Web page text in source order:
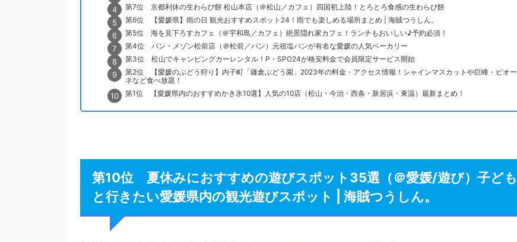
第7位 京都利休の生わらび餅 松山本店（＠松山／カフェ）四国初上陸！とろとろ食感の生わらび餅
第6位 【愛媛県】雨の日 観光おすすめスポット24！雨でも楽しめる場所まとめ | 海賊つうしん。
第5位 海を見下ろすカフェ（＠宇和島／カフェ）絶景隠れ家カフェ！ランチもおいしい♪予約必須！
第4位 パン・メゾン松前店（＠松前／パン）元祖塩パンが有名な愛媛の人気ベーカリー
第3位 松山でキャンピングカーレンタル！P・SPO24が格安料金で会員限定サービス開始
第2位 【愛媛のぶどう狩り】内子町「鎌倉ぶどう園」2023年の料金・アクセス情報！シャインマスカットや巨峰・ピオー
ネなど食べ放題！
第1位 【愛媛県内のおすすめかき氷10選】人気の10店（松山・今治・西条・新居浜・東温）最新まとめ！
第10位 夏休みにおすすめの遊びスポット35選（＠愛媛/遊び）子ども
と行きたい愛媛県内の観光遊びスポット | 海賊つうしん。